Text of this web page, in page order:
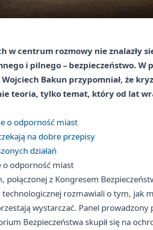
w centrum rozmowy nie znalazły
i pilnego – bezpieczeństwo. W
Bakun przypomniał, że
teoria, tylko temat, który od lat
o odporność miast
na dobre przepisy
działań
o odporność miast
z Kongresem
rozmawiali o tym, jak
wystarczać. Panel prowadzony
Bezpieczeństwa skupił się na